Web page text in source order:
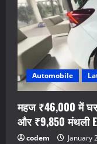
Automobile
महज ₹46,000 में घर
और ₹9,850 मंथली
codem January